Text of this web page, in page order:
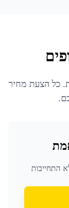
כל הצעת מחיר
התחייבות